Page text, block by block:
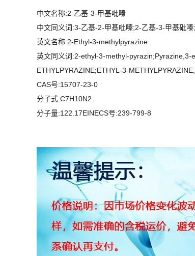
中文名称:2-乙基-3-甲基吡嗪
中文同义词:3-乙基-2-甲基吡嗪;2-乙基-3-甲基砒
英文名称:2-Ethyl-3-methylpyrazine
英文同义词:2-ethyl-3-methyl-
ETHYLPYRAZINE;ETHYL-3-
CAS号:15707-23-0
分子式:C7H10N2
分子量:122.17EINECS号:239-799-8